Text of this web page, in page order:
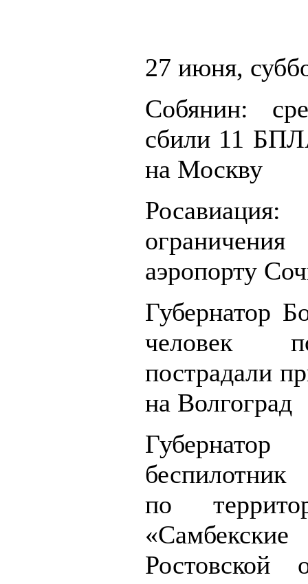
27 июня,
Собянин:
сбили 11
на Москву
аэропорту
Губернатор
человек
пострадали
на Волгоград
по
Ростовской